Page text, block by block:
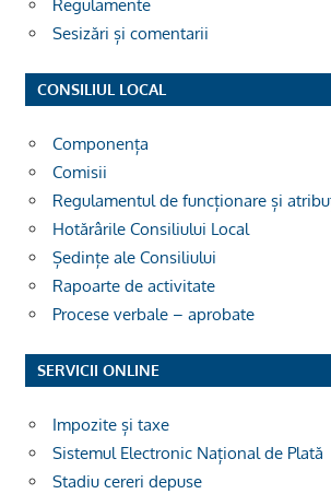
Regulamente
Sesizări și comentarii
CONSILIUL LOCAL
Componența
Comisii
Regulamentul de funcționare și
Hotărârile Consiliului Local
Ședințe ale Consiliului
Rapoarte de activitate
Procese verbale – aprobate
SERVICII ONLINE
Impozite și taxe
Sistemul Electronic Național de Plată
Stadiu cereri depuse